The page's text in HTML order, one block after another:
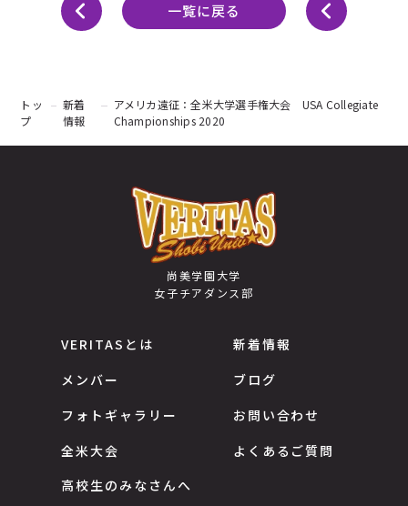
一覧に戻る
トッ
プ
新着
情報
アメリカ遠征：全米大学選手権大会 USA Collegiate
Championships 2020
尚美学園大学
女子チアダンス部
VERITASとは
新着情報
メンバー
ブログ
フォトギャラリー
お問い合わせ
全米大会
よくあるご質問
高校生のみなさんへ